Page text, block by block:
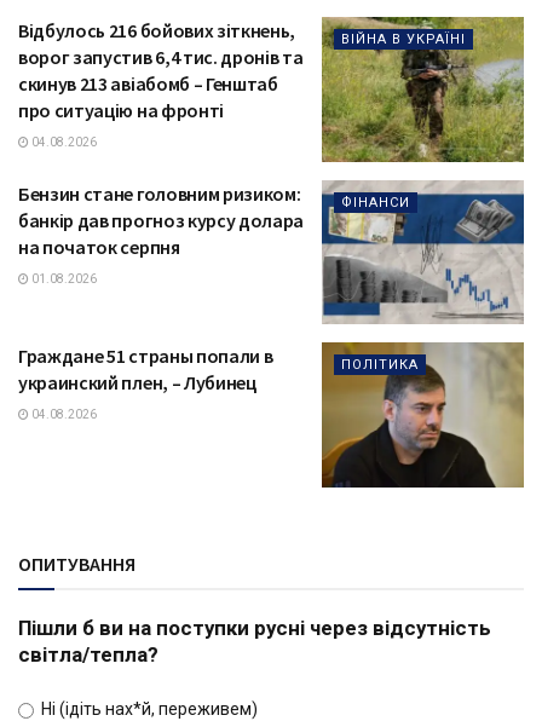
ВІЙНА В УКРАЇНІ
Відбулось 216 бойових зіткнень,
ворог запустив 6,4 тис. дронів та
скинув 213 авіабомб – Генштаб
про ситуацію на фронті
04.08.2026
ФІНАНСИ
Бензин стане головним ризиком:
банкір дав прогноз курсу долара
на початок серпня
01.08.2026
ПОЛІТИКА
Граждане 51 страны попали в
украинский плен, – Лубинец
04.08.2026
ОПИТУВАННЯ
Пішли б ви на поступки русні через відсутність
світла/тепла?
Ні (ідіть нах*й, переживем)